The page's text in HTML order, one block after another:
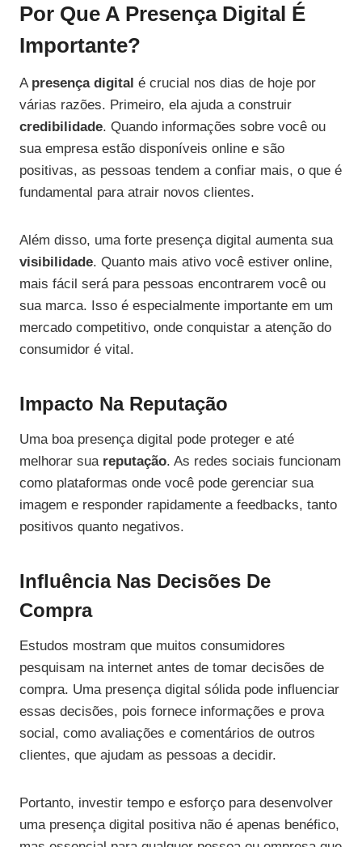
Por Que A Presença Digital É
Importante?
A presença digital é crucial nos dias de hoje por
várias razões. Primeiro, ela ajuda a construir
credibilidade. Quando informações sobre você ou
sua empresa estão disponíveis online e são
positivas, as pessoas tendem a confiar mais, o que é
fundamental para atrair novos clientes.
Além disso, uma forte presença digital aumenta sua
visibilidade. Quanto mais ativo você estiver online,
mais fácil será para pessoas encontrarem você ou
sua marca. Isso é especialmente importante em um
mercado competitivo, onde conquistar a atenção do
consumidor é vital.
Impacto Na Reputação
Uma boa presença digital pode proteger e até
melhorar sua reputação. As redes sociais funcionam
como plataformas onde você pode gerenciar sua
imagem e responder rapidamente a feedbacks, tanto
positivos quanto negativos.
Influência Nas Decisões De
Compra
Estudos mostram que muitos consumidores
pesquisam na internet antes de tomar decisões de
compra. Uma presença digital sólida pode influenciar
essas decisões, pois fornece informações e prova
social, como avaliações e comentários de outros
clientes, que ajudam as pessoas a decidir.
Portanto, investir tempo e esforço para desenvolver
uma presença digital positiva não é apenas benéfico,